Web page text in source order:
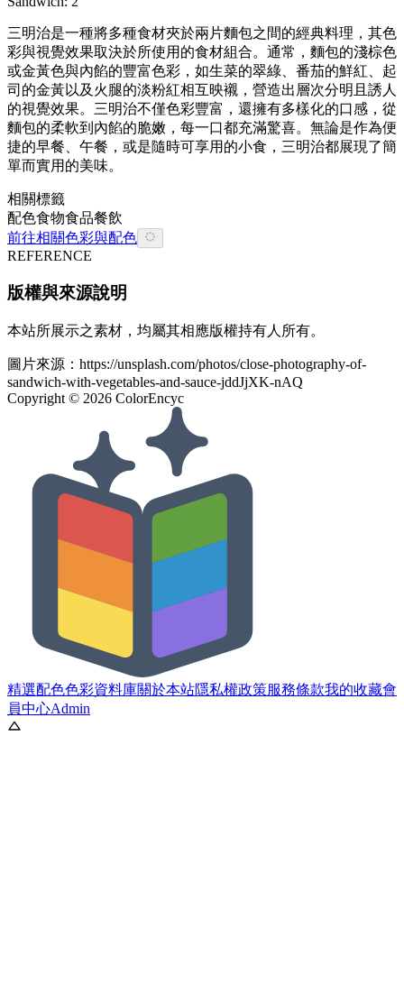
三明治是一種將多種食材夾於兩片麵包之間的經典料理，其色
彩與視覺效果取決於所使用的食材組合。通常，麵包的淺棕色
或金黃色與內餡的豐富色彩，如生菜的翠綠、番茄的鮮紅、起
司的金黃以及火腿的淡粉紅相互映襯，營造出層次分明且誘人
的視覺效果。三明治不僅色彩豐富，還擁有多樣化的口感，從
麵包的柔軟到內餡的脆嫩，每一口都充滿驚喜。無論是作為便
捷的早餐、午餐，或是隨時可享用的小食，三明治都展現了簡
單而實用的美味。
相關標籤
配色食物食品餐飲
前往相關色彩與配色
REFERENCE
版權與來源說明
本站所展示之素材，均屬其相應版權持有人所有。
圖片來源： https://unsplash.com/photos/close-photography-of-
sandwich-with-vegetables-and-sauce-jddJjXK-nAQ
Copyright © 2026 ColorEncyc
精選配色色彩資料庫關於本站隱私權政策服務條款我的收藏會
員中心Admin